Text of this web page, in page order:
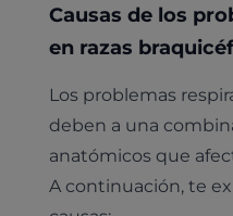
Causas de los
en razas
Los problemas
deben a una
anatómicos que
A continuación, te